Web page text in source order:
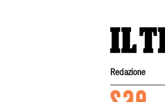
Redazione